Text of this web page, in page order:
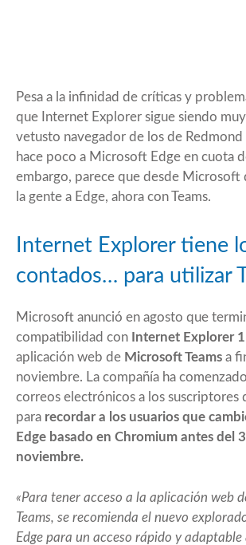
Pesa a la infinidad de críticas y
que Internet Explorer sigue siendo
vetusto navegador de los de Redmond
hace poco a Microsoft Edge en cuota
embargo, parece que desde Microsoft
la gente a Edge, ahora con Teams.
Internet Explorer tiene
contados… para utilizar
Microsoft anunció en agosto que
compatibilidad con Internet Explorer
aplicación web de Microsoft Teams a
noviembre. La compañía ha
correos electrónicos a los suscriptores
para recordar a los usuarios que
Edge basado en Chromium antes del
noviembre.
«Para tener acceso a la aplicación web
Teams, se recomienda el nuevo
Edge para un acceso rápido y adaptable